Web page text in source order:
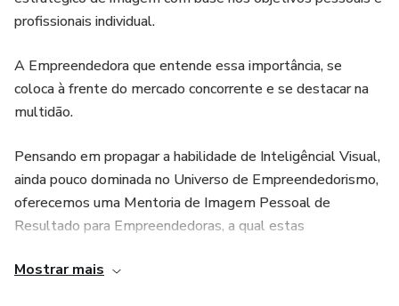
profissionais individual.
A Empreendedora que entende essa importância, se
coloca à frente do mercado concorrente e se destacar na
multidão.
Pensando em propagar a habilidade de Inteligêncial Visual,
ainda pouco dominada no Universo de Empreendedorismo,
oferecemos uma Mentoria de Imagem Pessoal de
Resultado para Empreendedoras, a qual estas
sua Marca Pessoal, usando o melhor do seu Guarda-roupa!
Mostrar mais